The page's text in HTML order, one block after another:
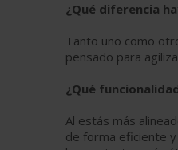
¿Qué diferencia
Tanto uno como
pensado para
¿Qué
Al estás más
de forma eficiente